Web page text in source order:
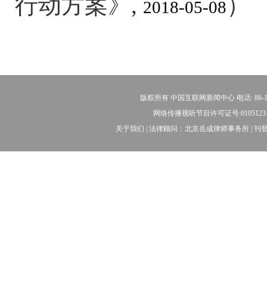
2018-05-08
版权所有 中国互联网新闻中心 电话: 86-
网络传播视听节目许可证号
关于我们 | 法律顾问：北京岳成律师事务所 | 刊